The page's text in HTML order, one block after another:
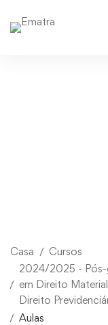
Casa
Cursos
2024/2025 - Pós-
em Direito
Direito
Aulas